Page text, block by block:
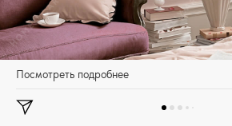
Посмотреть подробнее